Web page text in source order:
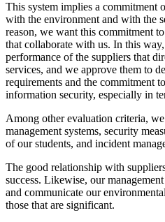
This system implies a commitment
with the environment and with the
reason, we want this commitment
that collaborate with us. In this
performance of the suppliers that
services, and we approve them to
requirements and the commitment
information security, especially in
Among other evaluation criteria,
management systems, security
of our students, and incident
The good relationship with
success. Likewise, our
and communicate our
those that are significant.